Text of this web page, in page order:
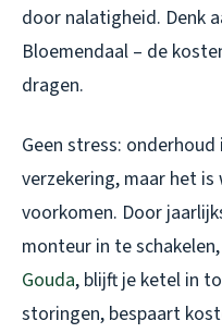
door nalatigheid. Denk
Bloemendaal – de
dragen.
Geen stress:
verzekering, maar het
voorkomen. Door
monteur in te
Gouda, blijft je ketel in
storingen, bespaart